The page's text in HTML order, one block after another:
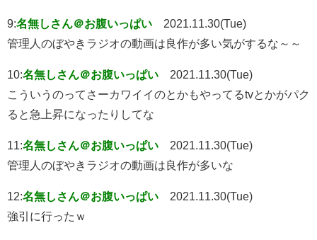
9:名無しさん＠お腹いっぱい
2021.11.30(Tue)
管理人のぼやきラジオの動画は良作が多い気がするな～～
10:名無しさん＠お腹いっぱい
2021.11.30(Tue)
こういうのってさーカワイイのとかもやってるtvとかがパク
ると急上昇になったりしてな
11:名無しさん＠お腹いっぱい
2021.11.30(Tue)
管理人のぼやきラジオの動画は良作が多いな
12:名無しさん＠お腹いっぱい
2021.11.30(Tue)
強引に行ったｗ